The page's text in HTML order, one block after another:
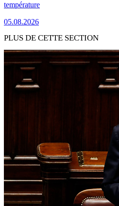
température
05.08.2026
PLUS DE CETTE SECTION